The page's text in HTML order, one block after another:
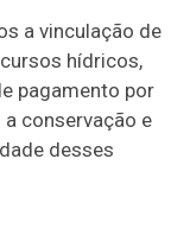
a vinculação de
hídricos,
pagamento por
conservação e
desses